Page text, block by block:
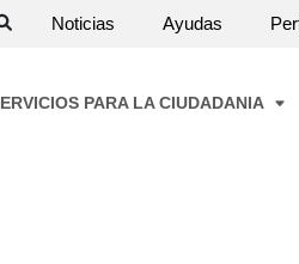
Noticias Ayudas
PARA LA CIUDADANIA